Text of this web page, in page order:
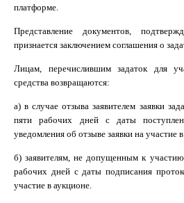
платформе.
Представление документов,
признается заключением соглашения о
Лицам, перечислившим задаток для
средства возвращаются:
а) в случае отзыва заявителем заявки
пяти рабочих дней с даты
уведомления об отзыве заявки на участие
б) заявителям, не допущенным к
рабочих дней с даты подписания
участие в аукционе.